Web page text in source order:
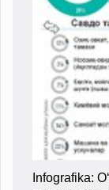
Infografika: